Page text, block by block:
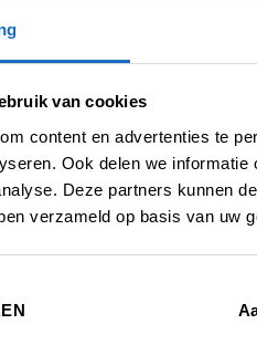
van cookies
content en advertenties te
Ook delen we
Deze partners kunnen
verzameld op basis van uw